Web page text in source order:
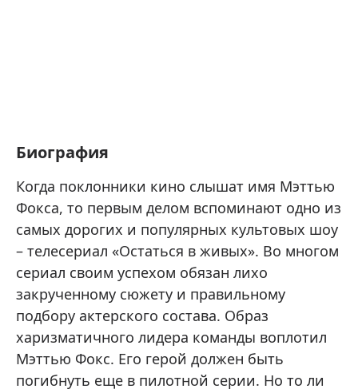
Биография
Когда поклонники кино слышат имя Мэттью
Фокса, то первым делом вспоминают одно из
самых дорогих и популярных культовых шоу
– телесериал «Остаться в живых». Во многом
сериал своим успехом обязан лихо
закрученному сюжету и правильному
подбору актерского состава. Образ
харизматичного лидера команды воплотил
Мэттью Фокс. Его герой должен быть
погибнуть еще в пилотной серии. Но то ли